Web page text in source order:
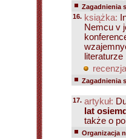
Zagadnienia
16. książka:
Nemcu v
Zagadnienia
17. artykuł:
lat
także o
Organizacja